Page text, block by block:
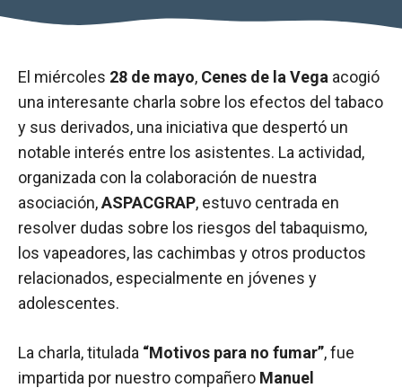
El miércoles 28 de mayo, Cenes de la Vega acogió
una interesante charla sobre los efectos del tabaco
y sus derivados, una iniciativa que despertó un
notable interés entre los asistentes. La actividad,
organizada con la colaboración de nuestra
asociación,ASPACGRAP, estuvo centrada en
resolver dudas sobre los riesgos del tabaquismo,
los vapeadores, las cachimbas y otros productos
relacionados, especialmente en jóvenes y
adolescentes.
La charla, titulada “Motivos para no fumar”, fue
impartida por nuestro compañero Manuel